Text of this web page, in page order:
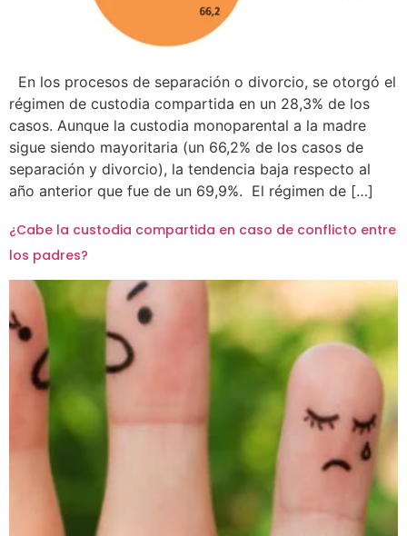
En los procesos de separación o divorcio, se otorgó el
régimen de custodia compartida en un 28,3% de los
casos. Aunque la custodia monoparental a la madre
sigue siendo mayoritaria (un 66,2% de los casos de
separación y divorcio), la tendencia baja respecto al
año anterior que fue de un 69,9%. El régimen de […]
¿Cabe la custodia compartida en caso de conflicto entre
los padres?